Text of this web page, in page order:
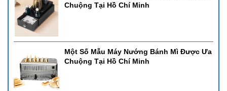
Chuộng Tại Hồ Chí Minh
Một Số Mẫu Máy Nướng Bánh Mì Được Ưa
Chuộng Tại Hồ Chí Minh